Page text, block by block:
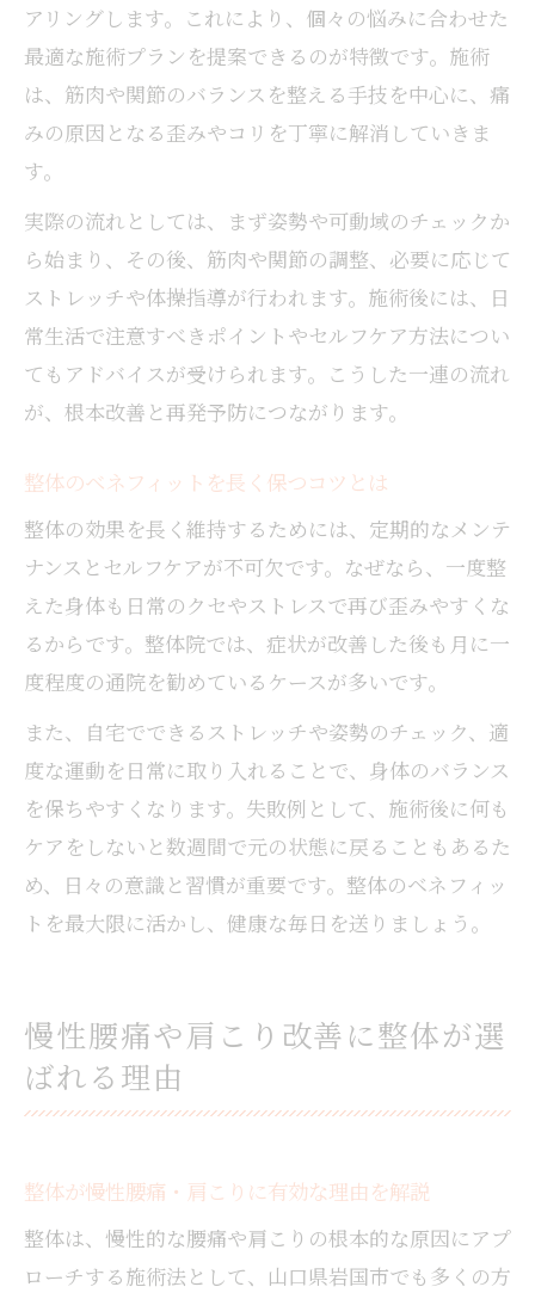
アリングします。これにより、個々の悩みに合わせた
最適な施術プランを提案できるのが特徴です。施術
は、筋肉や関節のバランスを整える手技を中心に、痛
みの原因となる歪みやコリを丁寧に解消していきま
す。
実際の流れとしては、まず姿勢や可動域のチェックか
ら始まり、その後、筋肉や関節の調整、必要に応じて
ストレッチや体操指導が行われます。施術後には、日
常生活で注意すべきポイントやセルフケア方法につい
てもアドバイスが受けられます。こうした一連の流れ
が、根本改善と再発予防につながります。
整体のベネフィットを長く保つコツとは
整体の効果を長く維持するためには、定期的なメンテ
ナンスとセルフケアが不可欠です。なぜなら、一度整
えた身体も日常のクセやストレスで再び歪みやすくな
るからです。整体院では、症状が改善した後も月に一
度程度の通院を勧めているケースが多いです。
また、自宅でできるストレッチや姿勢のチェック、適
度な運動を日常に取り入れることで、身体のバランス
を保ちやすくなります。失敗例として、施術後に何も
ケアをしないと数週間で元の状態に戻ることもあるた
め、日々の意識と習慣が重要です。整体のベネフィッ
トを最大限に活かし、健康な毎日を送りましょう。
慢性腰痛や肩こり改善に整体が選
ばれる理由
整体が慢性腰痛・肩こりに有効な理由を解説
整体は、慢性的な腰痛や肩こりの根本的な原因にアプ
ローチする施術法として、山口県岩国市でも多くの方